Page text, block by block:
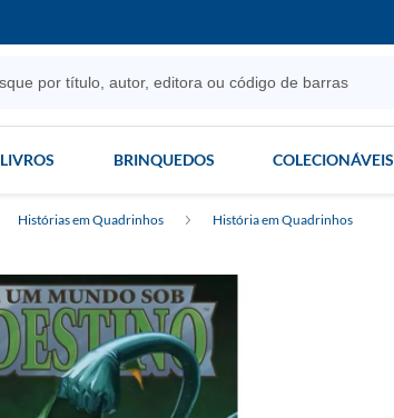
LIVROS BRINQUEDOS COLECIONÁVEIS
Histórias em Quadrinhos História em Quadrinhos